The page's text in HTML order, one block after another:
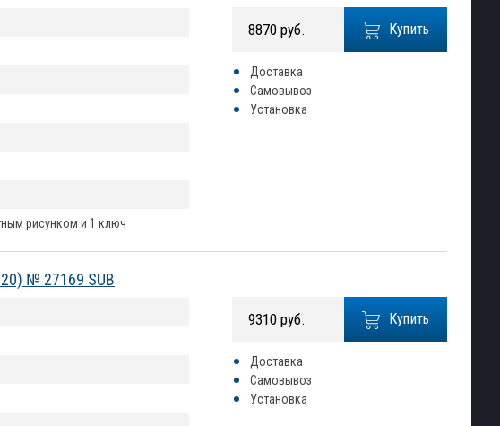
Купить
8870 руб.
Доставка
Самовывоз
Установка
рисунком и 1 ключ
№ 27169 SUB
Купить
9310 руб.
Доставка
Самовывоз
Установка